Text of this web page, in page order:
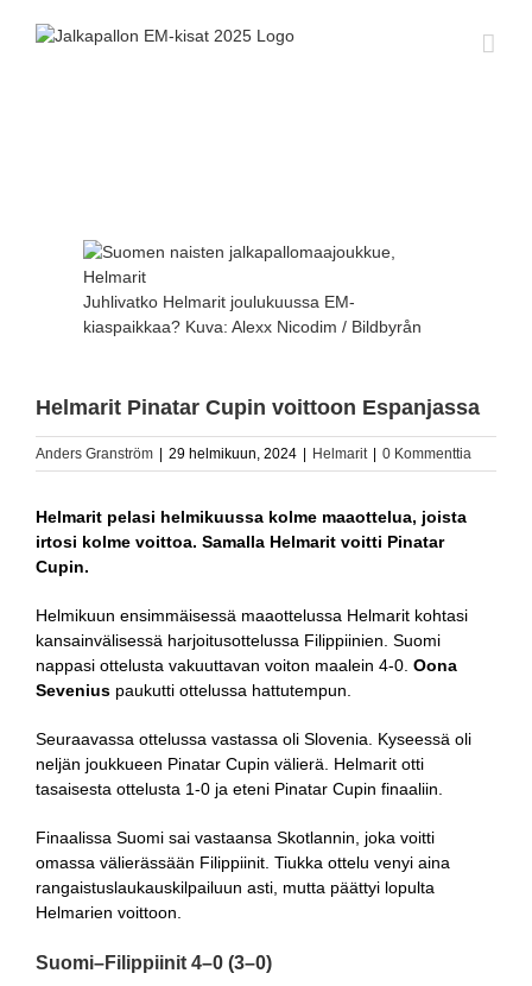
isompanaJuhlivatko Helmarit joulukuussa EM-
kiaspaikkaa? Kuva: Alexx Nicodim / Bildbyrån
Helmarit Pinatar Cupin voittoon Espanjassa
Anders Granström 29 helmikuun, 2024 Helmarit 0 Kommenttia
Helmarit pelasi helmikuussa kolme maaottelua, joista
irtosi kolme voittoa. Samalla Helmarit voitti Pinatar
Cupin.
Helmikuun ensimmäisessä maaottelussa Helmarit kohtasi
kansainvälisessä harjoitusottelussa Filippiinien. Suomi
nappasi ottelusta vakuuttavan voiton maalein 4-0. Oona
Sevenius paukutti ottelussa hattutempun.
Seuraavassa ottelussa vastassa oli Slovenia. Kyseessä oli
neljän joukkueen Pinatar Cupin välierä. Helmarit otti
tasaisesta ottelusta 1-0 ja eteni Pinatar Cupin finaaliin.
Finaalissa Suomi sai vastaansa Skotlannin, joka voitti
omassa välierässään Filippiinit. Tiukka ottelu venyi aina
rangaistuslaukauskilpailuun asti, mutta päättyi lopulta
Helmarien voittoon.
Suomi–Filippiinit 4–0 (3–0)